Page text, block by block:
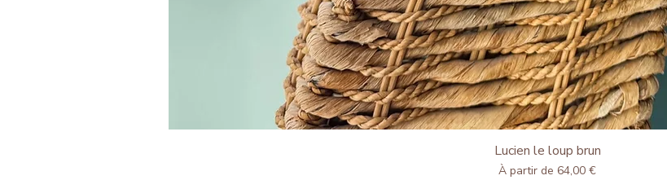
Aperçu rapide
Lucien le loup brun
À partir de 64,00 €
Prix promotionnel